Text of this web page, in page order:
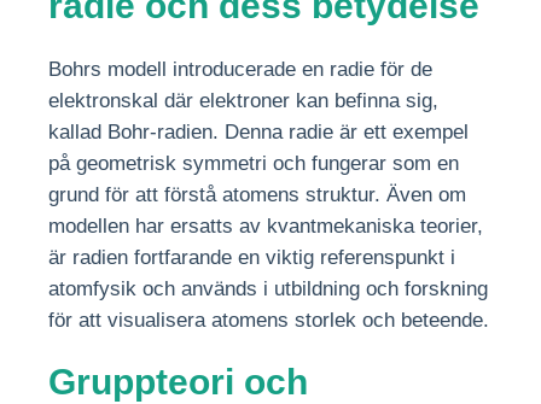
Bohrs modell introducerade en radie för de
elektronskal där elektroner kan befinna sig,
kallad Bohr-radien. Denna radie är ett exempel
på geometrisk symmetri och fungerar som en
grund för att förstå atomens struktur. Även om
modellen har ersatts av kvantmekaniska teorier,
är radien fortfarande en viktig referenspunkt i
atomfysik och används i utbildning och forskning
för att visualisera atomens storlek och beteende.
Gruppteori och